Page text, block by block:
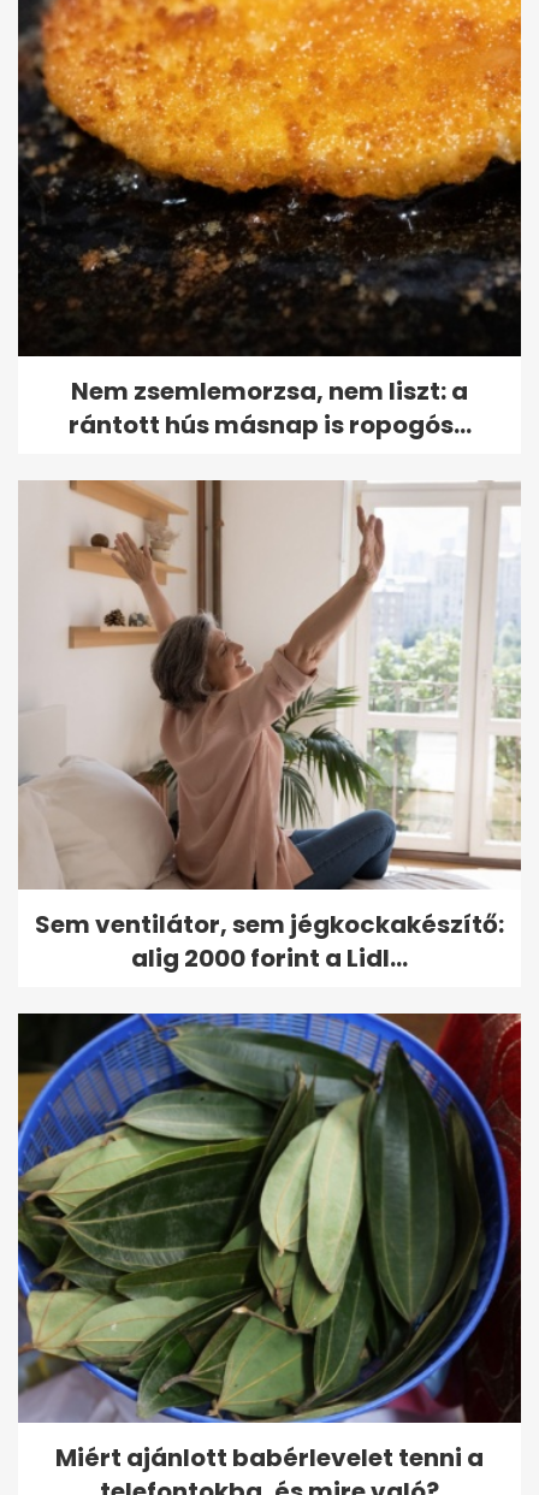
Nem zsemlemorzsa, nem liszt: a
rántott hús másnap is ropogós...
Sem ventilátor, sem jégkockakészítő:
alig 2000 forint a Lidl...
Miért ajánlott babérlevelet tenni a